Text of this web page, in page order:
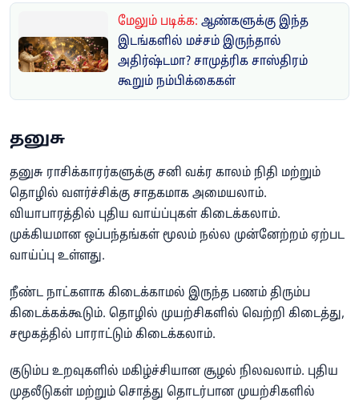
மேலும் படிக்க: ஆண்களுக்கு இந்த
இடங்களில் மச்சம் இருந்தால்
அதிர்ஷ்டமா? சாமுத்ரிக சாஸ்திரம்
கூறும் நம்பிக்கைகள்
தனுசு
தனுசு ராசிக்காரர்களுக்கு சனி வக்ர காலம் நிதி மற்றும்
தொழில் வளர்ச்சிக்கு சாதகமாக அமையலாம்.
வியாபாரத்தில் புதிய வாய்ப்புகள் கிடைக்கலாம்.
முக்கியமான ஒப்பந்தங்கள் மூலம் நல்ல முன்னேற்றம் ஏற்பட
வாய்ப்பு உள்ளது.
நீண்ட நாட்களாக கிடைக்காமல் இருந்த பணம் திரும்ப
கிடைக்கக்கூடும். தொழில் முயற்சிகளில் வெற்றி கிடைத்து,
சமூகத்தில் பாராட்டும் கிடைக்கலாம்.
குடும்ப உறவுகளில் மகிழ்ச்சியான சூழல் நிலவலாம். புதிய
முதலீடுகள் மற்றும் சொத்து தொடர்பான முயற்சிகளில்